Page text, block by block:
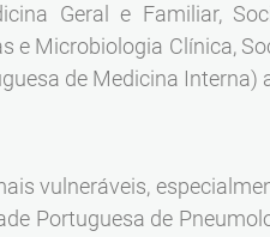
Geral e Familiar,
e Microbiologia Clínica,
de Medicina Interna)
vulneráveis,
Portuguesa de